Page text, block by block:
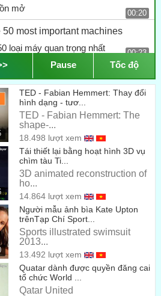
mở
00:20
most important machines
loại máy quan trọng nhất
00:23
for modern life to exist --
sống hiện đại này cần để tồn tại--
00:25
điện tử.
00:30
tạo ra
00:32
do it yourself version
mở, hay một phiên bản DIY
00:34
and maintain
Pause Tốc độ
TED - Fabian Hemmert: Thay đổi
hình dạng - tươ...
TED - Fabian Hemmert: The
shape-...
18.498 lượt xem
Tái thiết lại bằng hoạt hình 3D vụ
chìm tàu Ti...
3D animated reconstruction of
ho...
14.864 lượt xem
Người mẫu ảnh bìa Kate Upton
trênTạp Chí Sport...
Sports illustrated swimsuit
2013...
13.492 lượt xem
Quatar dành được quyền đăng cai
tổ chức World ...
Qatar United